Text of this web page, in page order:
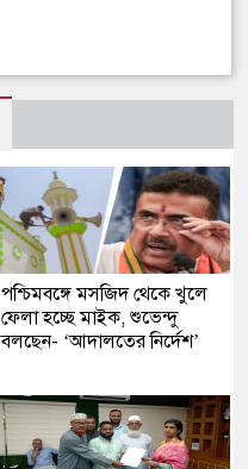
পশ্চিমবঙ্গে মসজিদ থেকে খুলে
ফেলা হচ্ছে মাইক, শুভেন্দু
বলছেন- ‘আদালতের নির্দেশ’